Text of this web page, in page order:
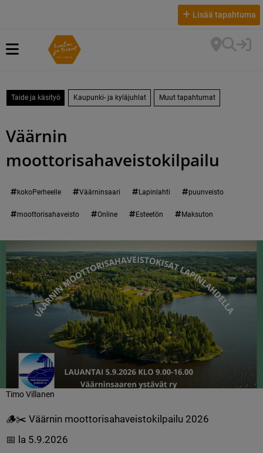
Lisää tapahtuma
Taide ja käsityö Kaupunki- ja kyläjuhlat Muut tapahtumat
Väärnin
moottorisahaveistokilpailu
kokoPerheelle Väärninsaari Lapinlahti puunveisto
moottorisahaveisto Online Esteetön Maksuton
Timo Villanen
🪵✂️ Väärnin moottorisahaveistokilpailu 2026
📅 la 5.9.2026